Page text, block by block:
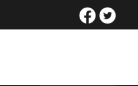
facebook